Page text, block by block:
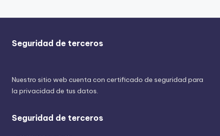
Seguridad de terceros
Nuestro sitio web cuenta con certificado de seguridad para
la privacidad de tus datos.
Seguridad de terceros